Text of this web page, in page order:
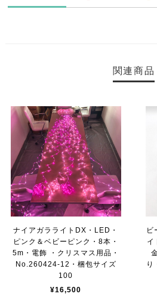
関連商品
ナイアガラライトDX・LED・
ピンク＆ベビーピンク・8本・
5m・電飾 ・クリスマス用品・
No.260424-12・梱包サイズ
100
¥16,500
ビ
イ
り